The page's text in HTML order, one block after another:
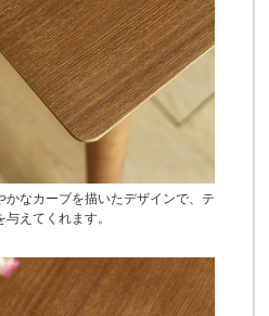
かなカーブを描いたデザインで、テ
えてくれます。